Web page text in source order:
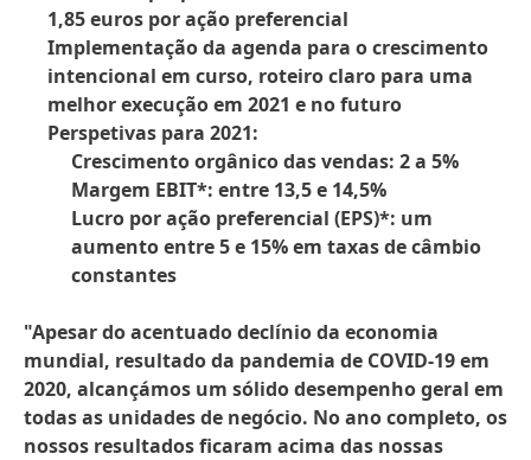
1,85 euros por ação preferencial
Implementação da agenda para o crescimento
intencional em curso, roteiro claro para uma
melhor execução em 2021 e no futuro
Perspetivas para 2021:
Crescimento orgânico das vendas: 2 a 5%
Margem EBIT*: entre 13,5 e 14,5%
Lucro por ação preferencial (EPS)*: um
aumento entre 5 e 15% em taxas de câmbio
constantes
"Apesar do acentuado declínio da economia
mundial, resultado da pandemia de COVID-19 em
2020, alcançámos um sólido desempenho geral em
todas as unidades de negócio. No ano completo, os
nossos resultados ficaram acima das nossas